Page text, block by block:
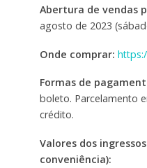
Abertura de vendas
agosto de 2023
Onde comprar:
Formas de
boleto. Parcelamento
crédito.
Valores dos
conveniência):